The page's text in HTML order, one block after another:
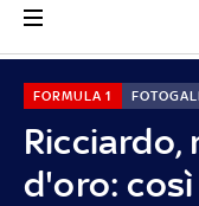
Ricciardo,
d'oro: così
FORMULA 1